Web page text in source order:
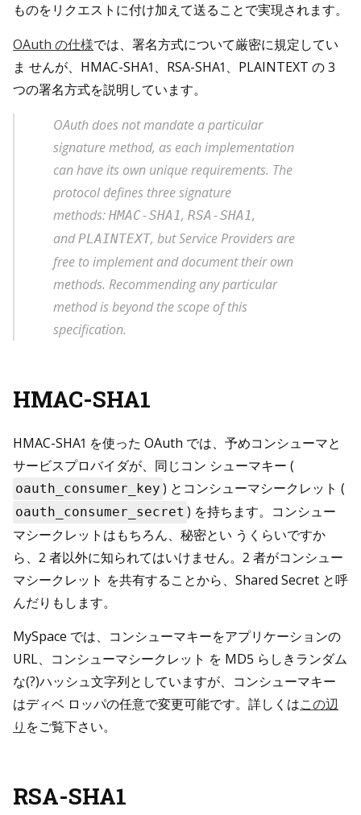
ものをリクエストに付け加えて送ることで実現されます。
OAuth の仕様では、署名方式について厳密に規定してい
ま せんが、HMAC-SHA1、RSA-SHA1、PLAINTEXT の 3
つの署名方式を説明しています。
OAuth does not mandate a particular
signature method, as each implementation
can have its own unique requirements. The
protocol defines three signature
methods: HMAC-SHA1, RSA-SHA1,
andPLAINTEXT, but Service Providers are
free to implement and document their own
methods. Recommending any particular
method is beyond the scope of this
specification.
HMAC-SHA1
HMAC-SHA1 を使った OAuth では、予めコンシューマと
サービスプロバイダが、同じコン シューマキー (
oauth_consumer_key ) とコンシューマシークレット (
oauth_consumer_secret ) を持ちます。コンシュー
マシークレットはもちろん、秘密とい うくらいですか
ら、2 者以外に知られてはいけません。2 者がコンシュー
マシークレット を共有することから、Shared Secret と呼
んだりもします。
MySpace では、コンシューマキーをアプリケーションの
URL、コンシューマシークレット を MD5 らしきランダム
な(?)ハッシュ文字列としていますが、コンシューマキー
はディベ ロッパの任意で変更可能です。詳しくはこの辺
り をご覧下さい。
RSA-SHA1